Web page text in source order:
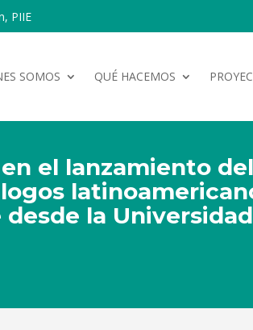
PIIE
SOMOS QUÉ HACEMOS
el lanzamiento
la